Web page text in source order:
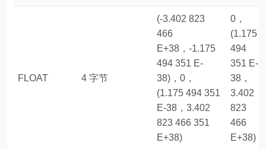
FLOAT 4 字节
(-3.402 823
466
E+38，-1.175
494 351 E-
38)，0，
(1.175 494 351
E-38，3.402
823 466 351
E+38)
0，
(1.175
494
351 E-
38，
3.402
823
466
E+38)